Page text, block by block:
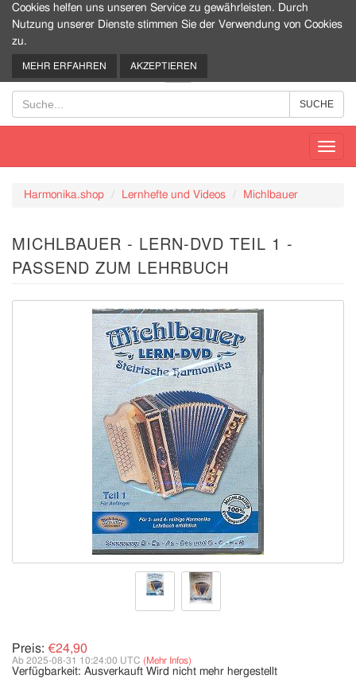
0
Harmonika.shop Lernhefte und Videos Michlbauer
MICHLBAUER - LERN-DVD TEIL 1 -
PASSEND ZUM LEHRBUCH
Preis: €24,90
Ab 2025-08-31 10:24:00 UTC (Mehr Infos)
Verfügbarkeit: Ausverkauft Wird nicht mehr hergestellt
Cookies helfen uns unseren Service zu gewährleisten. Durch
Nutzung unserer Dienste stimmen Sie der Verwendung von Cookies
zu.
MEHR ERFAHREN AKZEPTIEREN